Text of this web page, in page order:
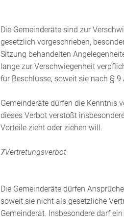
Die Gemeinderäte sind zur
gesetzlich vorgeschrieben,
Sitzung behandelten
lange zur Verschwiegenheit
für Beschlüsse, soweit sie nach §
Gemeinderäte dürfen die Kenntnis
dieses Verbot verstößt
Vorteile zieht oder ziehen will.
7Vertretungsverbot
Die Gemeinderäte dürfen
soweit sie nicht als gesetzliche
Gemeinderat. Insbesondere darf